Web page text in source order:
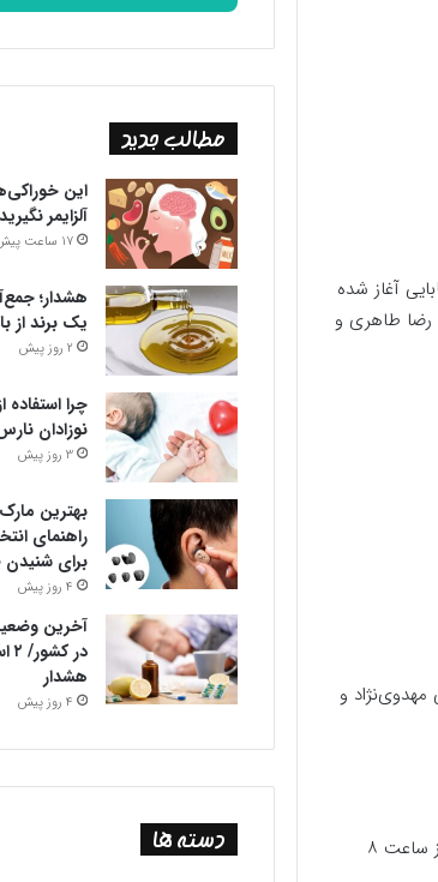
بابایی آغاز شده
رضا طاهری و
و
همچنین این مراسم در مصلی بزرگ امام خمینی(ره) شهر رباط‌کریم با حضور پرشور مادران به همراه فرزندان از ساعت ۸
وارد
مطالب جدید
این
آلزایمر نگیرید
17 ساعت پیش
هشدار؛
یک برند از
2 روز پیش
چرا استفاده
نوزادان
3 روز پیش
بهترین
راهنمای
برای شنیدن
4 روز پیش
آخرین
در
هشدار
4 روز پیش
دسته ها